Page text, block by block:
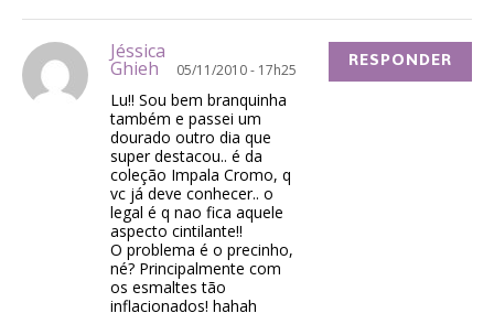
Jéssica
Ghieh 05/11/2010 - 17h25
Lu!! Sou bem branquinha
também e passei um
dourado outro dia que
super destacou.. é da
coleção Impala Cromo, q
vc já deve conhecer.. o
legal é q nao fica aquele
aspecto cintilante!!
O problema é o precinho,
né? Principalmente com
os esmaltes tão
inflacionados! hahah
RESPONDER